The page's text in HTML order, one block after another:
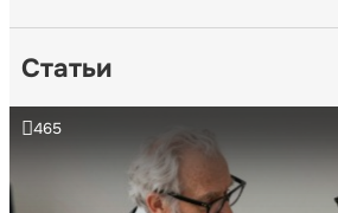
Статьи
465